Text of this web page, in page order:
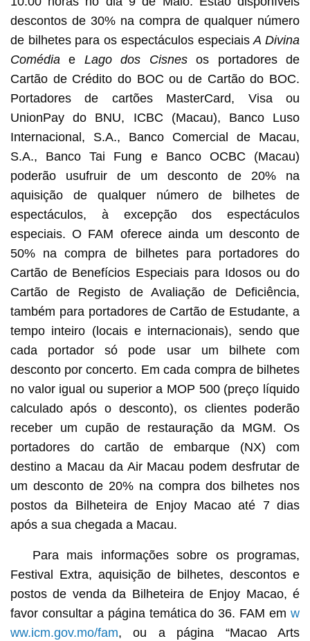
descontos de 30% na compra de qualquer número
de bilhetes para os espectáculos especiaisA Divina
Comédiae Lago dos Cisnesos portadores de
Cartão de Crédito do BOC ou de Cartão do BOC.
Portadores de cartões MasterCard, Visa ou
UnionPay do BNU, ICBC (Macau), Banco Luso
Internacional, S.A., Banco Comercial de Macau,
S.A., Banco Tai Fung e Banco OCBC (Macau)
poderão usufruir de um desconto de 20% na
aquisição de qualquer número de bilhetes de
espectáculos, à excepção dos espectáculos
especiais. O FAM oferece ainda um desconto de
50% na compra de bilhetes para portadores do
Cartão de Benefícios Especiais para Idosos ou do
Cartão de Registo de Avaliação de Deficiência,
também para portadores de Cartão de Estudante, a
tempo inteiro (locais e internacionais), sendo que
cada portador só pode usar um bilhete com
desconto por concerto. Em cada compra de bilhetes
no valor igual ou superior a MOP 500 (preço líquido
calculado após o desconto), os clientes poderão
receber um cupão de restauração da MGM. Os
portadores do cartão de embarque (NX) com
destino a Macau da Air Macau podem desfrutar de
um desconto de 20% na compra dos bilhetes nos
postos da Bilheteira de Enjoy Macao até 7 dias
após a sua chegada a Macau.
Para mais informações sobre os programas,
Festival Extra, aquisição de bilhetes, descontos e
postos de venda da Bilheteira de Enjoy Macao, é
favor consultar a página temática do 36. FAM emw
ww.icm.gov.mo/fam, ou a página “Macao Arts